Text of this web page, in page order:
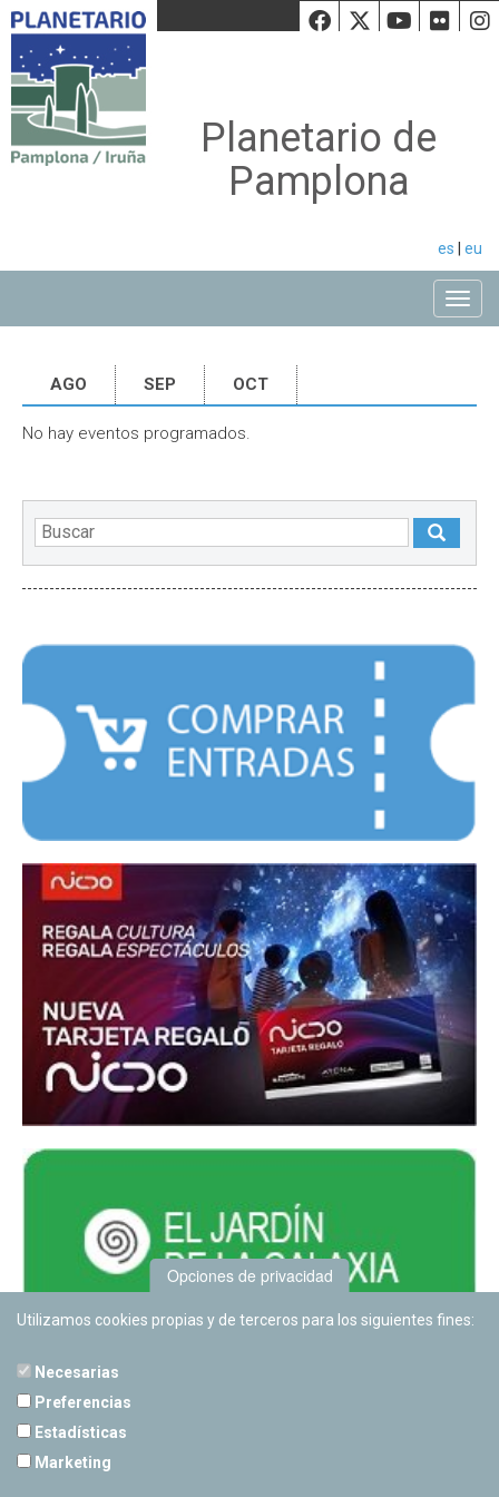
Facebook
Twiiter
Planetario de
Pamplona
es eu
AGO SEP OCT
No hay eventos programados.
Opciones de privacidad
Utilizamos cookies propias y de terceros para los siguientes fines:
Necesarias
Preferencias
Estadísticas
Marketing